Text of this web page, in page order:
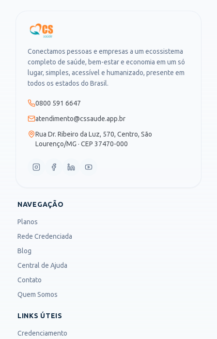
Conectamos pessoas e empresas a um ecossistema
completo de saúde, bem-estar e economia em um só
lugar, simples, acessível e humanizado, presente em
todos os estados do Brasil.
0800 591 6647
atendimento@cssaude.app.br
Rua Dr. Ribeiro da Luz, 570, Centro, São
Lourenço/MG · CEP 37470-000
NAVEGAÇÃO
Planos
Rede Credenciada
Blog
Central de Ajuda
Contato
Quem Somos
LINKS ÚTEIS
Credenciamento